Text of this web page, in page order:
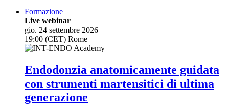
Formazione
Live webinar
gio. 24 settembre 2026
19:00 (CET) Rome
Endodonzia anatomicamente guidata
con strumenti martensitici di ultima
generazione